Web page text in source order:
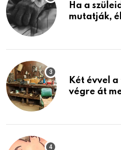
Ha a
mutatják,
Két évvel
végre át
életemet